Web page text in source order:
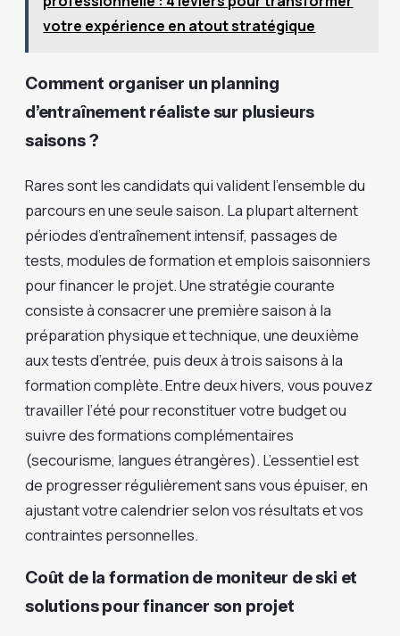
votre expérience en atout stratégique
Comment organiser un planning
d’entraînement réaliste sur plusieurs
saisons ?
Rares sont les candidats qui valident l’ensemble du
parcours en une seule saison. La plupart alternent
périodes d’entraînement intensif, passages de
tests, modules de formation et emplois saisonniers
pour financer le projet. Une stratégie courante
consiste à consacrer une première saison à la
préparation physique et technique, une deuxième
aux tests d’entrée, puis deux à trois saisons à la
formation complète. Entre deux hivers, vous pouvez
travailler l’été pour reconstituer votre budget ou
suivre des formations complémentaires
(secourisme, langues étrangères). L’essentiel est
de progresser régulièrement sans vous épuiser, en
ajustant votre calendrier selon vos résultats et vos
contraintes personnelles.
Coût de la formation de moniteur de ski et
solutions pour financer son projet